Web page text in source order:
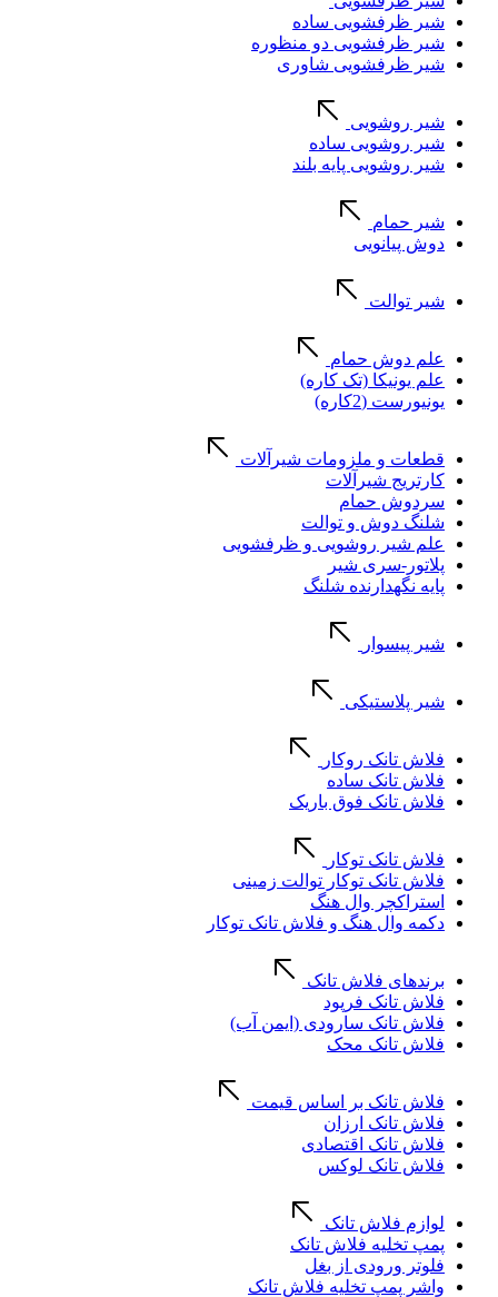
شیر ظرفشویی ساده
شیر ظرفشویی دو منظوره
شیر ظرفشویی شاوری
شیر روشویی
شیر روشویی ساده
شیر روشویی پایه بلند
شیر حمام
دوش پیانویی
شیر توالت
علم دوش حمام
علم یونیکا (تک کاره)
یونیورست (2کاره)
قطعات و ملزومات شیرآلات
کارتریج شیرآلات
سردوش حمام
شلنگ دوش و توالت
علم شیر روشویی و ظرفشویی
پلاتور-سری شیر
پایه نگهدارنده شلنگ
شیر پیسوار
شیر پلاستیکی
فلاش تانک روکار
فلاش تانک ساده
فلاش تانک فوق باریک
فلاش تانک توکار
فلاش تانک توکار توالت زمینی
استراکچر وال هنگ
دکمه وال هنگ و فلاش تانک توکار
برندهای فلاش تانک
فلاش تانک فرپود
فلاش تانک سارودی (ایمن آب)
فلاش تانک محک
فلاش تانک بر اساس قیمت
فلاش تانک ارزان
فلاش تانک اقتصادی
فلاش تانک لوکس
لوازم فلاش تانک
پمپ تخلیه فلاش تانک
فلوتر ورودی از بغل
واشر پمپ تخلیه فلاش تانک